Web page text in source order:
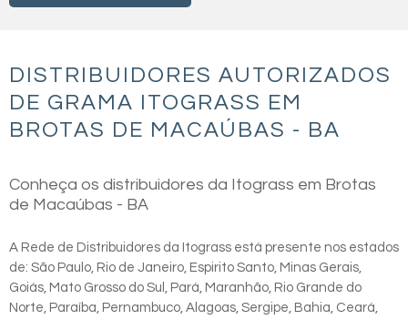
DISTRIBUIDORES AUTORIZADOS
DE GRAMA ITOGRASS EM
BROTAS DE MACAÚBAS - BA
Conheça os distribuidores da Itograss em Brotas
de Macaúbas - BA
A Rede de Distribuidores da Itograss está presente nos estados
de: São Paulo, Rio de Janeiro, Espirito Santo, Minas Gerais,
Goiás, Mato Grosso do Sul, Pará, Maranhão, Rio Grande do
Norte, Paraíba, Pernambuco, Alagoas, Sergipe, Bahia, Ceará,